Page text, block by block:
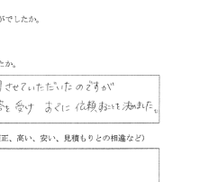
0832
丁目9-8 睦ビル502